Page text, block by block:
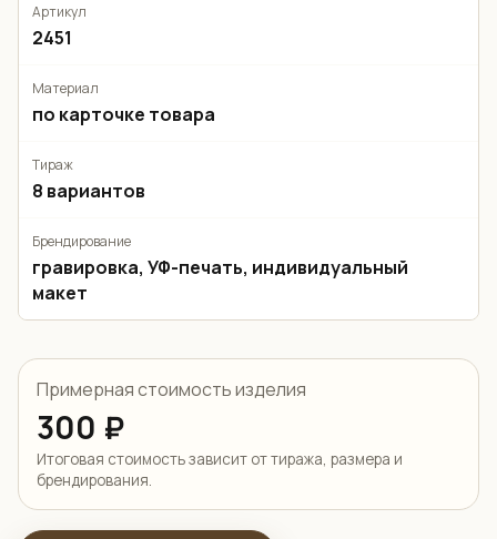
Артикул
2451
Материал
по карточке товара
Тираж
8 вариантов
Брендирование
гравировка, УФ-печать, индивидуальный
макет
Примерная стоимость изделия
300 ₽
Итоговая стоимость зависит от тиража, размера и
брендирования.